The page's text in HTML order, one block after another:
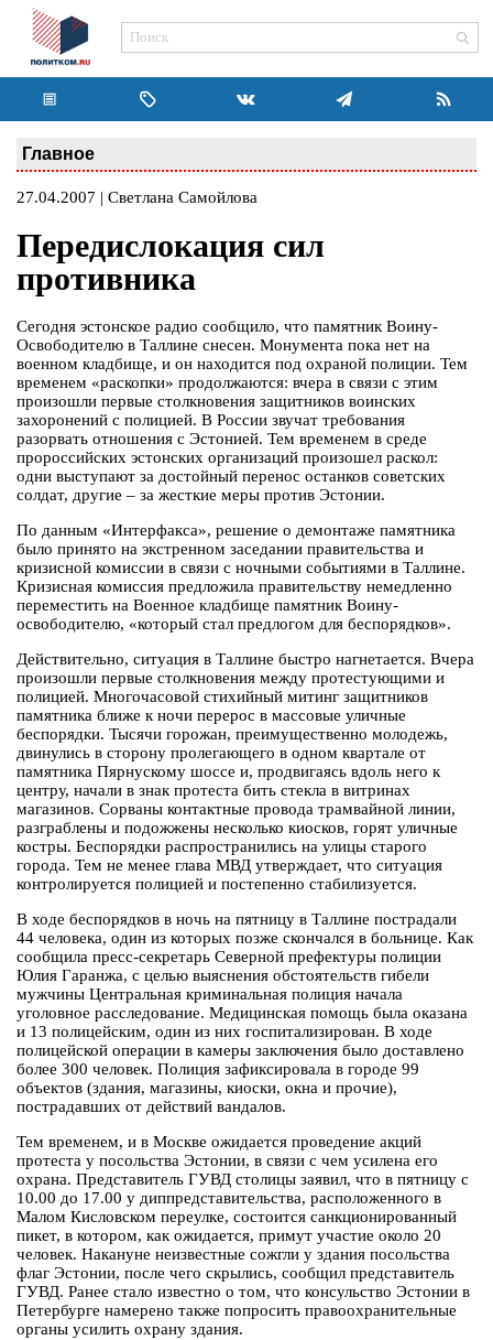
Главное
27.04.2007 | Светлана Самойлова
Передислокация сил
противника
Сегодня эстонское радио сообщило, что памятник Воину-
Освободителю в Таллине снесен. Монумента пока нет на
военном кладбище, и он находится под охраной полиции. Тем
временем «раскопки» продолжаются: вчера в связи с этим
произошли первые столкновения защитников воинских
захоронений с полицией. В России звучат требования
разорвать отношения с Эстонией. Тем временем в среде
пророссийских эстонских организаций произошел раскол:
одни выступают за достойный перенос останков советских
солдат, другие – за жесткие меры против Эстонии.
По данным «Интерфакса», решение о демонтаже памятника
было принято на экстренном заседании правительства и
кризисной комиссии в связи с ночными событиями в Таллине.
Кризисная комиссия предложила правительству немедленно
переместить на Военное кладбище памятник Воину-
освободителю, «который стал предлогом для беспорядков».
Действительно, ситуация в Таллине быстро нагнетается. Вчера
произошли первые столкновения между протестующими и
полицией. Многочасовой стихийный митинг защитников
памятника ближе к ночи перерос в массовые уличные
беспорядки. Тысячи горожан, преимущественно молодежь,
двинулись в сторону пролегающего в одном квартале от
памятника Пярнускому шоссе и, продвигаясь вдоль него к
центру, начали в знак протеста бить стекла в витринах
магазинов. Сорваны контактные провода трамвайной линии,
разграблены и подожжены несколько киосков, горят уличные
костры. Беспорядки распространились на улицы старого
города. Тем не менее глава МВД утверждает, что ситуация
контролируется полицией и постепенно стабилизуется.
В ходе беспорядков в ночь на пятницу в Таллине пострадали
44 человека, один из которых позже скончался в больнице. Как
сообщила пресс-секретарь Северной префектуры полиции
Юлия Гаранжа, с целью выяснения обстоятельств гибели
мужчины Центральная криминальная полиция начала
уголовное расследование. Медицинская помощь была оказана
и 13 полицейским, один из них госпитализирован. В ходе
полицейской операции в камеры заключения было доставлено
более 300 человек. Полиция зафиксировала в городе 99
объектов (здания, магазины, киоски, окна и прочие),
пострадавших от действий вандалов.
Тем временем, и в Москве ожидается проведение акций
протеста у посольства Эстонии, в связи с чем усилена его
охрана. Представитель ГУВД столицы заявил, что в пятницу с
10.00 до 17.00 у диппредставительства, расположенного в
Малом Кисловском переулке, состоится санкционированный
пикет, в котором, как ожидается, примут участие около 20
человек. Накануне неизвестные сожгли у здания посольства
флаг Эстонии, после чего скрылись, сообщил представитель
ГУВД. Ранее стало известно о том, что консульство Эстонии в
Петербурге намерено также попросить правоохранительные
органы усилить охрану здания.